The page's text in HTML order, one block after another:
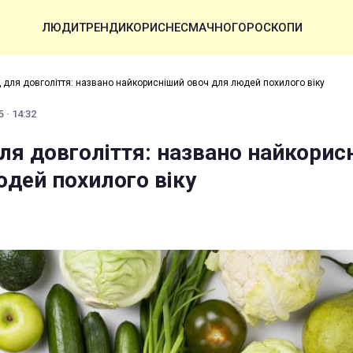
ЛЮДИТРЕНДИКОРИСНЕСМАЧНОГОРОСКОПИ
довголіття: названо найкорисніший овоч для людей похилого віку
· 14:32
довголіття: названо
похилого віку